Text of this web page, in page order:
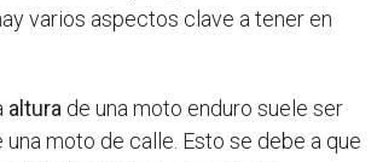
varios aspectos clave a tener en
altura de una moto enduro suele ser
una moto de calle. Esto se debe a que